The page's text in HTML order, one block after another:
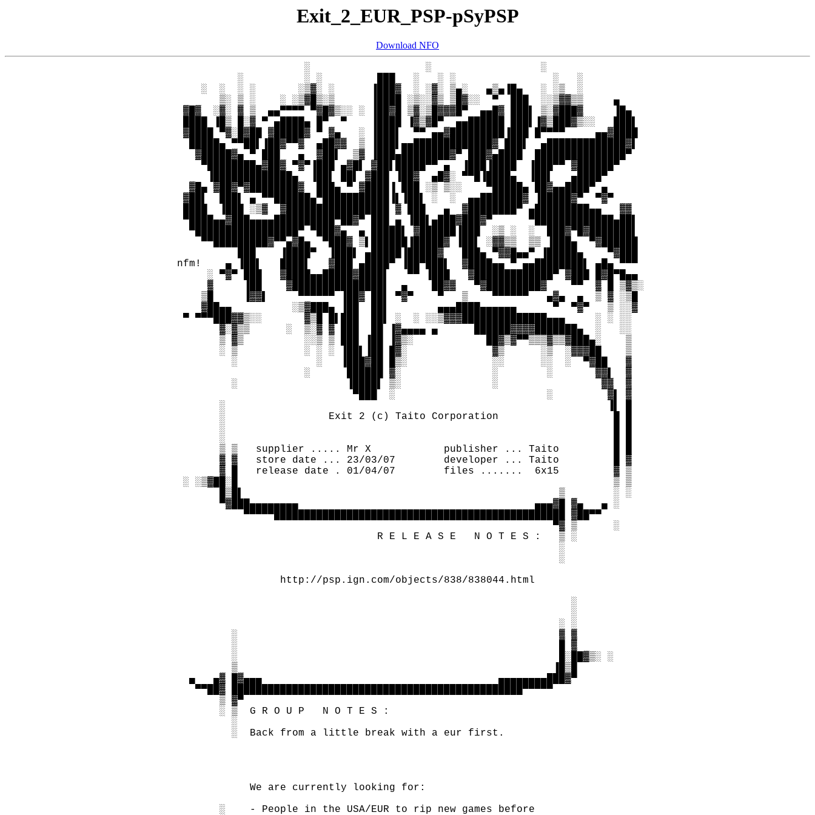
Exit_2_EUR_PSP-pSyPSP
Download NFO
                      ░                   ░                  ░
           ░          ░ ░         ███   ░   ░ ░                ░   ░
     ░  ░  ░ ░       ░▒▓░ ░      ▐███▓  ░ ░▓░ ▒▄░   ▄▒▄▐█▄   ░ ░▒  ░
        ▒░ ▒ ░    ░ ░▒▓█▒░▒      ▐████ ░▒░░▓▒ ▒█▓░░  ▀  ███  ░░▒▓▓▒▒     ▄
  ▓█▓  ░▓░ ▓ ▒  ▄▄▀▀▀▀ ▀▓█▓▒░░ ░ ▐██▓█ ▒▓░▒█▓▓▓█▀  ▄▄█▓ ███▌ ▒░▓███▓     ▐█▄
  ████ ▐█▒ █░▓ ▀ ▄████▄ █▀  ▀    ▐████ ▐▓▒▓█▀  ▄▄██████ ███▌▐▓▒███▓▒░░   ███▌
  ▓████ ▀▓░█▓██ ▓█████▓ ▀ ▓▄   ░ ▐███▌  ▀▀ ▄▄▓█████████▐███ █▀▀▀▀     ▄▄▓████
   █████▄ ▀▀██▌▐██▓▀▀▓  ▄██▓▓  ▒ ▐███▌▄▄█████████████▓ ███▌  ▄█████████████▓▌
    ▓█████▓▄ ▀ ███   ▄  ▓██▌  ▒▓ ▐███▄████████▓▀ ███▓▄████  ███████████████▀
     ▀████████▄▓██▓ ▀▓▀▐███ ▄▓█▌ ▓██▌█████▀▀ ▄  ▐███▐████  ▐███▀▀ ▓██████▀
      ▐█████████████▄  ▐██▌ ██▌ ▓███ ▐██▓  ▄█▓░ ▀▀█▐████▄  ▐██▌   ▄████▀
   ▓█▄ ▓██▓▀▓████████▓  ███▄ ▀ ▓████▐ ███ ░▒ ▒░░    ▀█████▄ ██▓▄▄████▀ ▄
  ▓██▌  ███▌ ▄ ▀▀██████▄▀███████████▐▌▐██▌ ░  ░  ▄▄███████▓ ▐█████▓▀  ▀▓▀
  ████  ▐███ ░▒▓  ▓█████████████████ ▓ ███   ▄  ▓████████▀ ▄█████████▄▄   ▓▓
  ▀████▄▄▓███▄▄▄▄██████████▀██▓▀ ███ ▄ ▐██▌▄███▓███▓▀      ▀█████████████▄██▌
   ▀█████████████████▀ ▀███▓▄  ▄ █████▌ ▓██████▐███  ░▒ ░  ░  ███▓▀█▓███████▌
     ▀▀█████████▓▀▀▄▓█▄  ▀███▓ ▒▌██████▐█████▓ ▐██▌ ░▓▓▒▒  ▒▒ ▐███▄  ▀▓██████
           ███    ▐████▀  ▐███▌ ▄█████▐█████▓   ███▄ ▀▓▓█▄▄▀ ▐█████▄    ▀▓███
nfm!    ▄ ▐██▌   ████▌   ▓███ ▄████▀ ▐██▀███▌  ▓████▄▄ ▀ ▄▄████████▌ ▄█▄ ▀▀▀
      ░ ▀▓▀ ███   ▓████▄▄█████▓████▌   ▀▀ ▐███   ▓█████████████▀ ▓███ █▓█▀█▄▄
      ▓     ▐██    ▓███████████████▌  ▄    ██▓▓   ▀▓█████████▓    ▀▀  ▓ █ ▒▓▒░
     ▒█     ▐▓▓▌     ▀▀▀▀▀▀ ▐██▓ ██▌ ▀▓▀    ▀   ▒    ▀▀▀▀▀▀   ▄▓▄  ▄  ▒ ▓ ░▒█
     ▓██▄▄          ░▒▓███▄ ▐██  ██▌        ▄▄▄████▄▄▄▄▄▄      ▀  ▀▓▀   ▒ ░░▓
  ▀ ▀▀▀███▓▓▒░░       ▓▒█ █▌███  ██▌ ░  ░ ░░▒▓▓▓██████████████▄▄▄     ░ ░ ░░
        ▓░▓▒▒      ░  ▒░▓ ▓ ███  ██ ▐▓▄▄▄▄ ▄      ██████▓▓▓▓███████▄  ░   ░░
        ▒ ▓▒          ░░▒ ▒ ███ ▐██ ▐▓▒░            ██▓▒▓▀▀▒▒▒▓▒▒▓███▄░    ▒
        ░ ▒           ░ ░ ░ ▐██▌▐██ █▓░              ▓▒      ░▒  ░▓▓▓██    ▒
          ░             ░   ▐███▓██ █▒░              ░░      ░░  ░  ▀▓██   ▓
                      ░      ██████ ▓░               ░        ░       ▓▓▌  ▓
          ░                  ▐████▌ ▒░               ░                 ▓▓  ▓
                              ▀███  ░                         ░         ▓▌ ▓
        ░                                                               ▐▌ █
        ░                 Exit 2 (c) Taito Corporation                   █ █
        ░                                                                █ █
        ░                                                                █ █
        ▒ ▒   supplier ..... Mr X            publisher ... Taito         █ █
        ▓ ▓   store date ... 23/03/07        developer ... Taito         █ ▓
        ▓ █   release date . 01/04/07        files .......  6x15         ▓ ▒
  ░ ░▒▓██░█                                                              ▒ ▒
        █▒█▌                                                    ▒        ░ ░
        ▀▓███▄▄▄▄▄▄▄▄                                       ▄▄▄▓█ ▓▄   ▄ ░
            ▀▀▀▀▀████████████████████████████████████████████████ ▓██▀▀
                                                               ▀▓ ▒      ░
                                  R E L E A S E   N O T E S :   ▒ ░
                                                                ░
                                                                ░
                  http://psp.ign.com/objects/838/838044.html
                                                                  ░
                                                                  ░
                                                                ░ ░
          ░                                                     ▓ ▓
          ░                                                     █ ▓
          ░                                                     █░██▓▒░ ░
          ▒                                                    ▐█▒█
   ▄   ▄▓ █▓▄▄▄                                       ▄▄▄▄▄▄▄▄███▓▀
    ▀▀██▓ ████████████████████████████████████████████████▀▀▀▀▀
        ▒ ▓▀
        ░ ▒  G R O U P   N O T E S :
          ░
          ░  Back from a little break with a eur first.
             We are currently looking for:
        ░    - People in the USA/EUR to rip new games before